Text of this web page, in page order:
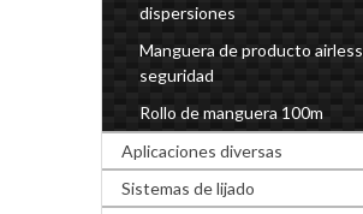
dispersiones
Manguera de producto airless
seguridad
Rollo de manguera 100m
Aplicaciones diversas
Sistemas de lijado